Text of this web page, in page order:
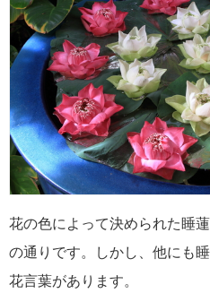
花の色によって決められた睡
の通りです。しかし、他にも
花言葉があります。